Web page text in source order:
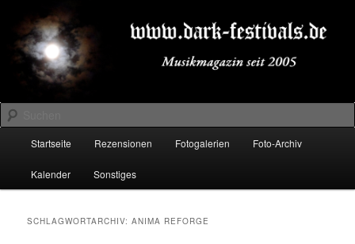
primären
Inhalt
springen
sekundären
Inhalt
springenDARK-FESTIVALS.DE
Suchen
Startseite Rezensionen Fotogalerien Foto-Archiv
Kalender Sonstiges
SCHLAGWORTARCHIV:ANIMA REFORGE